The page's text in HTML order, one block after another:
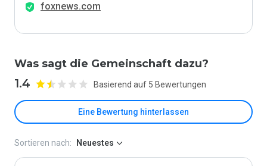
foxnews.com
Was sagt die Gemeinschaft dazu?
1.4 Basierend auf 5 Bewertungen
Eine Bewertung hinterlassen
Sortieren nach: Neuestes